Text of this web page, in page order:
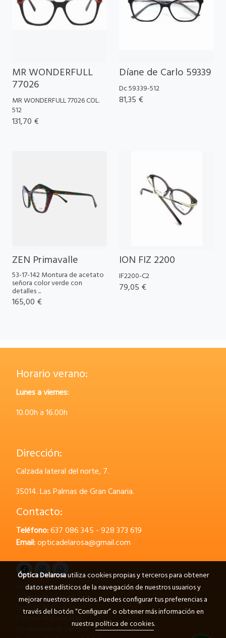
MR WONDERFULL
77026
MR WONDERFULL 77026 COL.
512
131,70 €
Díane de Carlo 59339
Dc 59339-512
81,35 €
ZEN Primavalle
53-17-142 Montura de acetato
señora color verde con
detalles ...
165,00 €
ION FIZ 2200
IF2200-C2
79,05 €
Horario verano:
Lunes a viernes:
10.00h a 16.00h
Dirección:
Calzada lateral del norte, 7.
35014.Las Palmas de Gran Canaria.
Contacto:
Teléfono:637 086 345 - 928 373 619
Email:opticadelarosa@gmail.com
Aviso legal
Política de cookies
Gestión de cookies
Condiciones de compra
Óptica Delarosautiliza cookies propias y terceros para obtener
datos estadísticos de la navegación de nuestros usuarios y
mejorar nuestros servicios. Puedes configurar tus preferencias a
través del botón “Configurar” o obtener más información en
nuestrapolítica de cookies.